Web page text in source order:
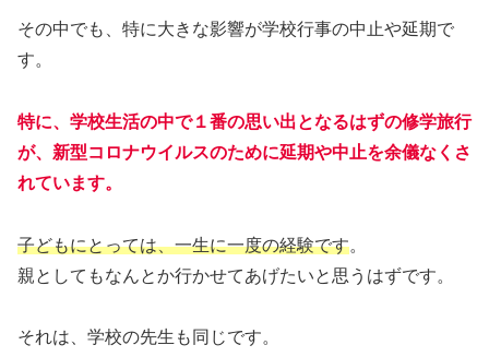
その中でも、特に大きな影響が学校行事の中止や延期で
す。
特に、学校生活の中で１番の思い出となるはずの修学旅行
が、新型コロナウイルスのために延期や中止を余儀なくさ
れています。
子どもにとっては、一生に一度の経験です。
親としてもなんとか行かせてあげたいと思うはずです。
それは、学校の先生も同じです。